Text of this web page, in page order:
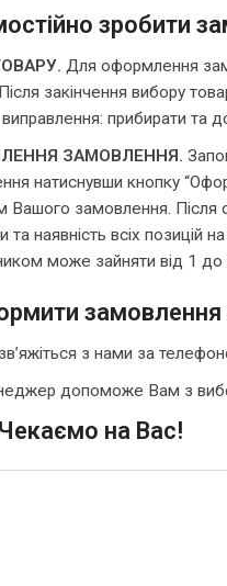
зробити
Для оформлення
закінчення вибору
прибирати та
ЗАМОВЛЕННЯ.
натиснувши кнопку
Вашого замовлення.
та наявність всіх
може зайняти від 1 до
з нами за
допоможе Вам з
на Вас!